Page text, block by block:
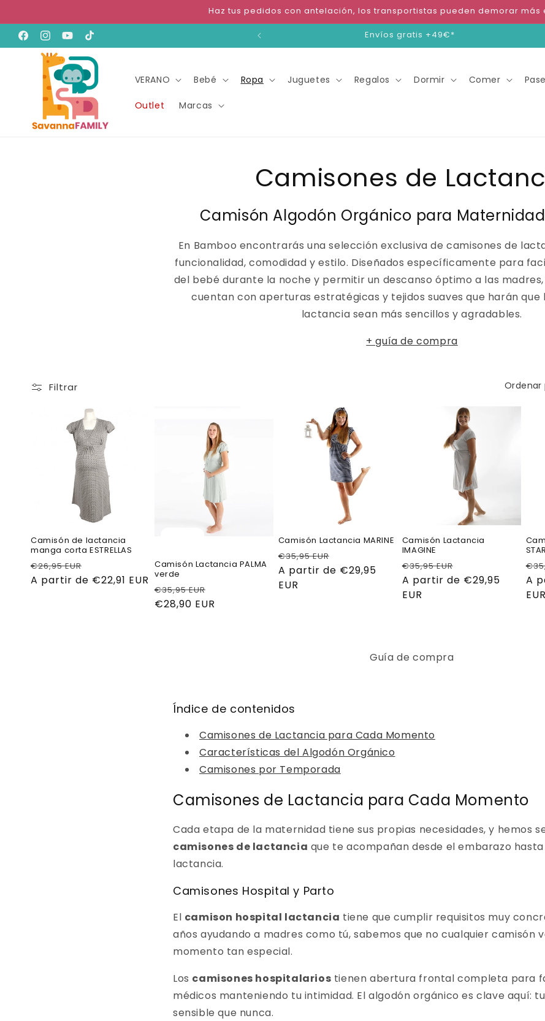
al contenido
Haz tus pedidos con antelación, los transportistas pueden demorar más
FacebookInstagram
YouTubeTikTok
Te damos la bienvenida a nuestra tienda Envíos gratis +49€*
VERANO Bebé Ropa Juguetes Regalos Dormir Comer
Outlet Marcas
Camisones de
Camisón Algodón Orgánico para
En Bamboo encontrarás una selección exclusiva de camisones de
funcionalidad, comodidad y estilo. Diseñados específicamente para
del bebé durante la noche y permitir un descanso óptimo a las
cuentan con aperturas estratégicas y tejidos suaves que harán que
lactancia sean más sencillos y agradables.
+ guía de compra
Filtrar Ordenar
Camisón de lactancia
manga corta ESTRELLAS
Precio
habitual
€26,95 EUR
de
A partir de €22,91 EUR
Camisón Lactancia PALMA
verde
Precio
habitual
€35,95 EUR
de
€28,90 EUR
Camisón Lactancia MARINE
Precio
habitual
€35,95 EUR
de
A partir de €29,95
EUR
Camisón Lactancia
IMAGINE
Precio
habitual
€35,95 EUR
de
A partir de €29,95
EUR
A
EUR
Guía de compra
Índice de contenidos
Camisones de Lactancia para Cada Momento
Características del Algodón Orgánico
Camisones por Temporada
Camisones de Lactancia para Cada Momento
Cada etapa de la maternidad tiene sus propias necesidades, y hemos
camisones de lactancia que te acompañan desde el embarazo
lactancia.
Camisones Hospital y Parto
El camison hospital lactancia tiene que cumplir requisitos muy
años ayudando a madres como tú, sabemos que no cualquier camisón
momento tan especial.
Los camisones hospitalarios tienen abertura frontal completa para
médicos manteniendo tu intimidad. El algodón orgánico es clave aquí:
sensible que nunca.